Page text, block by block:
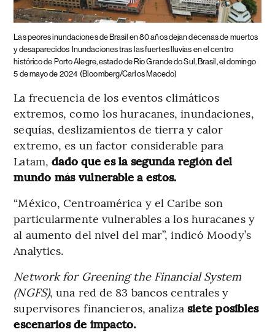
Las peores inundaciones de Brasil en 80 años dejan decenas de muertos
y desaparecidos Inundaciones tras las fuertes lluvias en el centro
histórico de Porto Alegre, estado de Rio Grande do Sul, Brasil, el domingo
5 de mayo de 2024 (Bloomberg/Carlos Macedo)
La frecuencia de los eventos climáticos
extremos, como los huracanes, inundaciones,
sequías, deslizamientos de tierra y calor
extremo, es un factor considerable para
Latam, dado que es la segunda región del
mundo más vulnerable a estos.
“México, Centroamérica y el Caribe son
particularmente vulnerables a los huracanes y
al aumento del nivel del mar”, indicó Moody’s
Analytics.
Network for Greening the Financial System
(NGFS), una red de 83 bancos centrales y
supervisores financieros, analiza siete posibles
escenarios de impacto.